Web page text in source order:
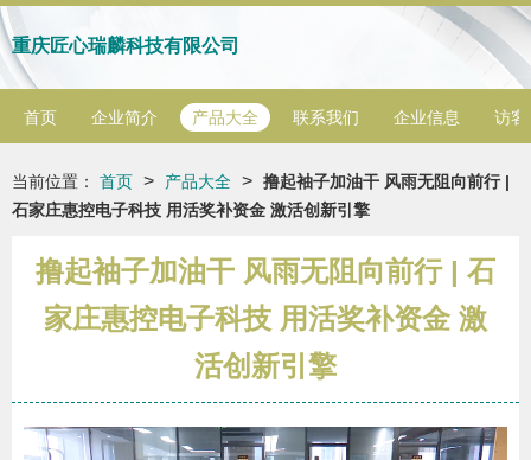
重庆匠心瑞麟科技有限公司
首页 企业简介 产品大全 联系我们 企业信息 访客
当前位置： 首页 > 产品大全 > 撸起袖子加油干 风雨无阻向前行 |
石家庄惠控电子科技 用活奖补资金 激活创新引擎
撸起袖子加油干 风雨无阻向前行 | 石
家庄惠控电子科技 用活奖补资金 激
活创新引擎